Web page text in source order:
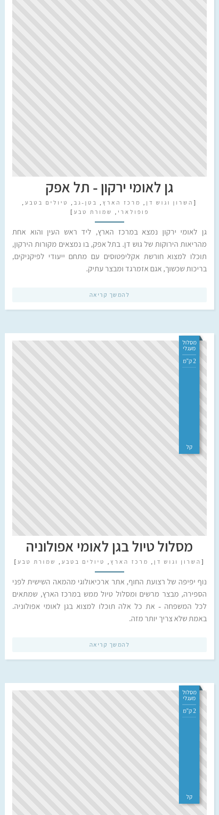
גן לאומי ירקון - תל אפק
[ השרון וגוש דן , מרכז הארץ , בטן-גב , טיולים בטבע ,
פופולארי , שמורת טבע ]
גן לאומי ירקון נמצא במרכז הארץ, ליד ראש העין והוא אחת
מהריאות הירוקות של גוש דן. בתל אפק, בו נמצאים מקורות הירקון,
תוכלו למצוא חורשת אקליפטוסים עם מתחם ייעודי לפיקניקים,
בריכות שכשוך, אגם אזמרגד ומבצר עתיק.
להמשך קריאה
מסלול
מעגלי
2 ק"מ
קל
מסלול טיול בגן לאומי אפולוניה
[ השרון וגוש דן , מרכז הארץ , טיולים בטבע , שמורת טבע ]
נוף יפיפה של רצועת החוף, אתר ארכיאולוגי מהמאה השישית לפני
הספירה, מבצר מרשים ומסלול טיול ממש במרכז הארץ, שמתאים
לכל המשפחה - את כל אלה תוכלו למצוא בגן לאומי אפולוניה.
באמת שלא צריך יותר מזה.
להמשך קריאה
מסלול
מעגלי
2 ק"מ
קל